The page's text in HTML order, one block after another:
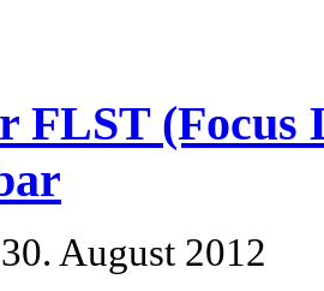
FLST (Focus
August 2012